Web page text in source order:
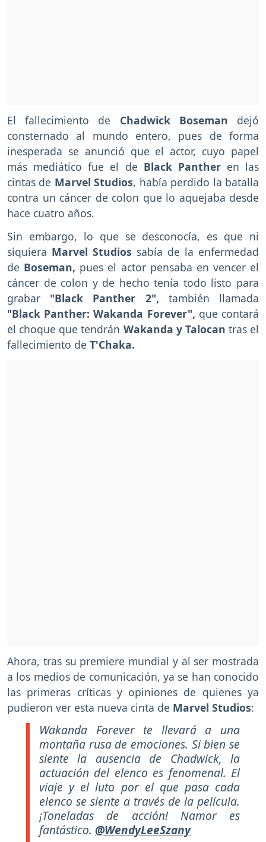
El fallecimiento de Chadwick Boseman dejó
consternado al mundo entero, pues de forma
inesperada se anunció que el actor, cuyo papel
más mediático fue el de Black Pantheren las
cintas de Marvel Studios, había perdido la batalla
contra un cáncer de colon que lo aquejaba desde
hace cuatro años.
Sin embargo, lo que se desconocía, es que ni
siquiera Marvel Studios sabía de la enfermedad
de Boseman, pues el actor pensaba en vencer el
cáncer de colon y de hecho tenía todo listo para
grabar "Black Panther 2", también llamada
"Black Panther: Wakanda Forever", que contará
el choque que tendrán Wakanda y Talocan tras el
fallecimiento de T'Chaka.
Ahora, tras su premiere mundial y al ser mostrada
a los medios de comunicación, ya se han conocido
las primeras críticas y opiniones de quienes ya
pudieron ver esta nueva cinta de Marvel Studios:
Wakanda Forever te llevará a una
montaña rusa de emociones. Si bien se
siente la ausencia de Chadwick, la
actuación del elenco es fenomenal. El
viaje y el luto por el que pasa cada
elenco se siente a través de la película.
¡Toneladas de acción! Namor es
fantástico. @WendyLeeSzany